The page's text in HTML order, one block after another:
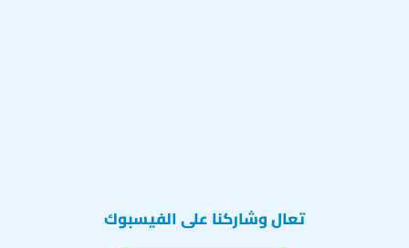
تعال وشاركنا على الفيسبوك